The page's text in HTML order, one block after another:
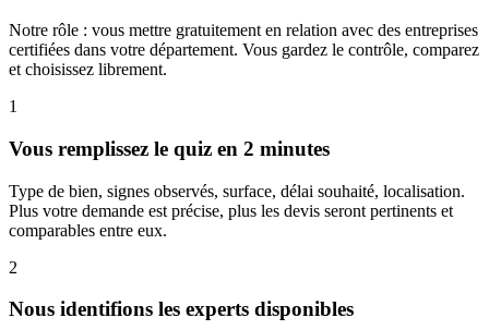
Notre rôle : vous mettre gratuitement en relation avec des entreprises
certifiées dans votre département. Vous gardez le contrôle, comparez
et choisissez librement.
1
Vous remplissez le quiz en 2 minutes
Type de bien, signes observés, surface, délai souhaité, localisation.
Plus votre demande est précise, plus les devis seront pertinents et
comparables entre eux.
2
Nous identifions les experts disponibles